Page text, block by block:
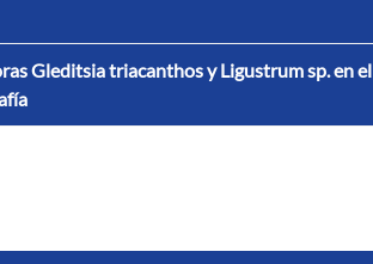
Gleditsia triacanthos y Ligustrum sp. en el